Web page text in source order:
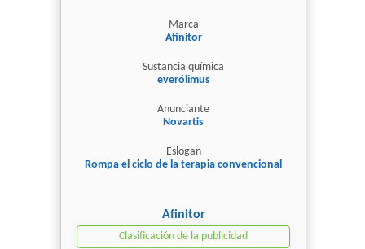
Marca
Afinitor
Sustancia química
everólimus
Anunciante
Novartis
Eslogan
Rompa el ciclo de la terapia convencional
Afinitor
Clasificación de la publicidad